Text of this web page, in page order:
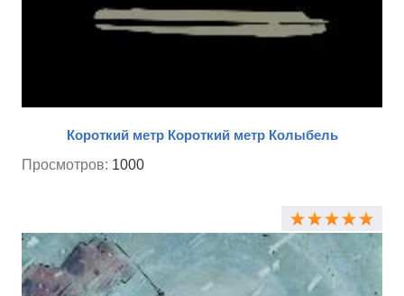
Короткий метр Короткий метр Колыбель
Просмотров: 1000